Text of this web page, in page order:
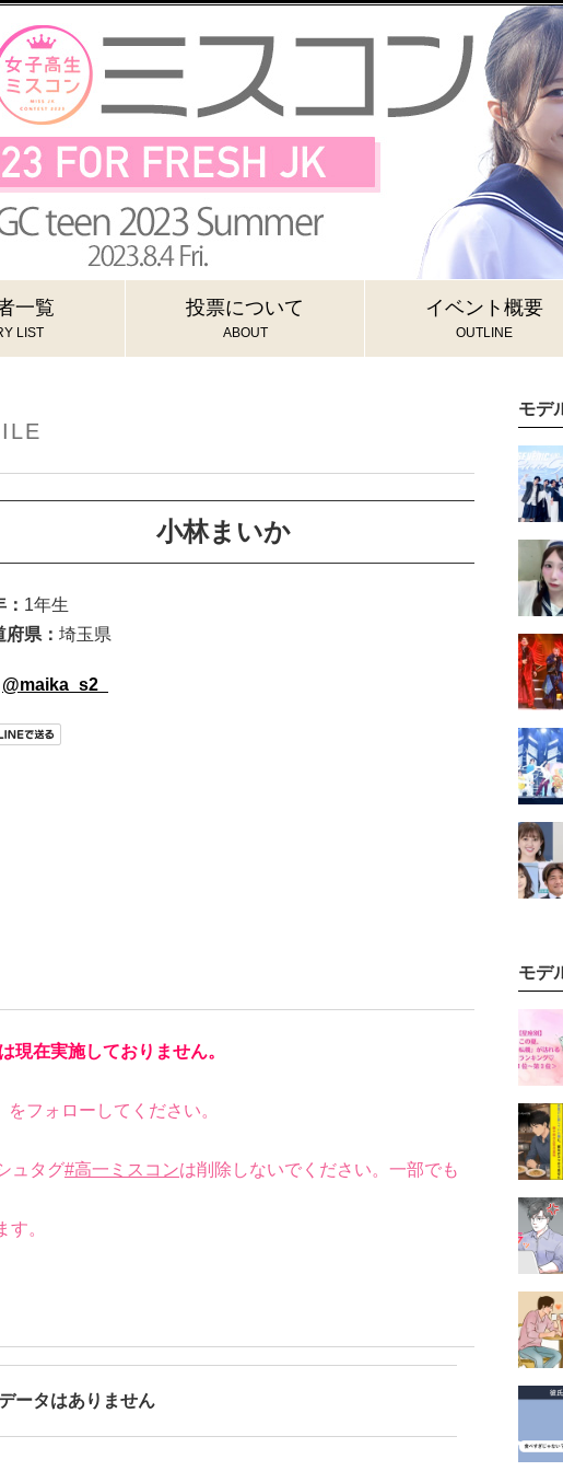
一覧
LIST
投票について
ABOUT
イベント概要
OUTLINE
小林まいか
1年生
府県： 埼玉県
@maika_s2_
現在実施しておりません。
をフォローしてください。
ュタグ#高一ミスコンは削除しないでください。一部でも
。
ータはありません
モデ
モデ